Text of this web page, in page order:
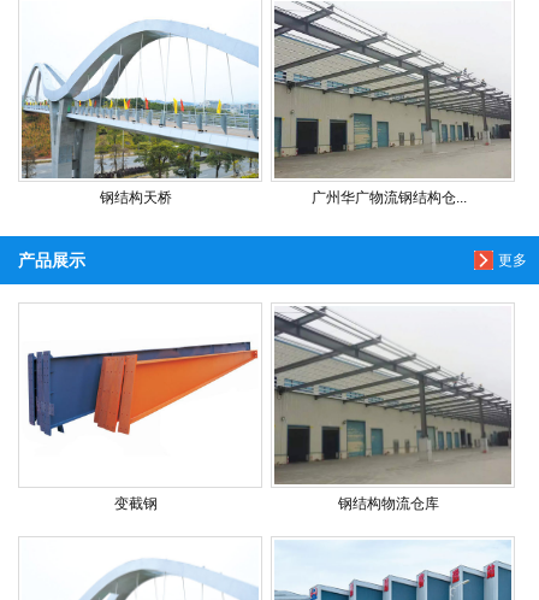
钢结构天桥 广州华广物流钢结构仓...
更多
产品展示
变截钢 钢结构物流仓库